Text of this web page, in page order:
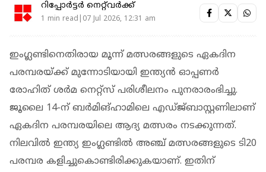
റിപ്പോർട്ടർ നെറ്റ്‌വര്‍ക്ക്‌
1 min read|07 Jul 2026, 12:31 am
ഇംഗ്ലണ്ടിനെതിരായ മൂന്ന് മത്സരങ്ങളുടെ ഏകദിന
പരമ്പരയ്ക്ക് മുന്നോടിയായി ഇന്ത്യന്‍ ഓപ്പണര്‍
രോഹിത് ശര്‍മ നെറ്റ്‌സ് പരിശീലനം പുനരാരംഭിച്ചു.
ജൂലൈ 14-ന് ബര്‍മിങ്ഹാമിലെ എഡ്ജ്ബാസ്റ്റണിലാണ്
ഏകദിന പരമ്പരയിലെ ആദ്യ മത്സരം നടക്കുന്നത്.
നിലവില്‍ ഇന്ത്യ ഇംഗ്ലണ്ടില്‍ അഞ്ച് മത്സരങ്ങളുടെ ടി20
പരമ്പര കളിച്ചുകൊണ്ടിരിക്കുകയാണ്. ഇതിന്